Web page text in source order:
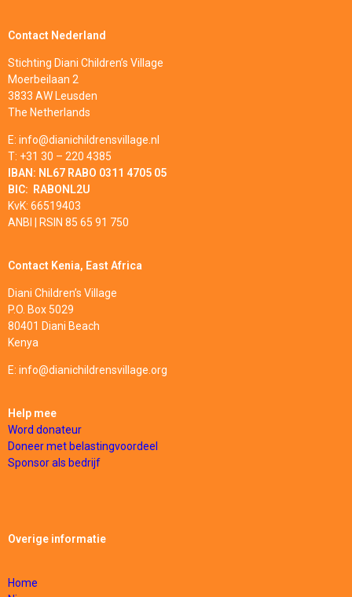
Contact Nederland
Stichting Diani Children’s Village
Moerbeilaan 2
3833 AW Leusden
The Netherlands
E: info@dianichildrensvillage.nl
T: +31 30 – 220 4385
IBAN: NL67 RABO 0311 4705 05
BIC: RABONL2U
KvK: 66519403
ANBI | RSIN 85 65 91 750
Contact Kenia, East Africa
Diani Children’s Village
P.O. Box 5029
80401 Diani Beach
Kenya
E: info@dianichildrensvillage.org
Help mee
Word donateur
Doneer met belastingvoordeel
Sponsorals bedrijf
Overige informatie
Home